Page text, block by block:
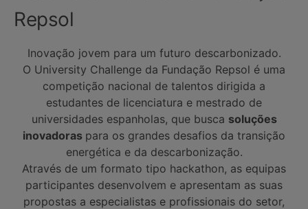
Repsol
Inovação jovem para um futuro descarbonizado.
O University Challenge da Fundação Repsol é uma
competição nacional de talentos dirigida a
estudantes de licenciatura e mestrado de
universidades espanholas, que busca soluções
inovadoras para os grandes desafios da transição
energética e da descarbonização.
Através de um formato tipo hackathon, as equipas
participantes desenvolvem e apresentam as suas
propostas a especialistas e profissionais do setor,